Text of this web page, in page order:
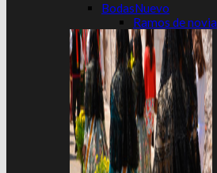
Bodas
Ramos de novia